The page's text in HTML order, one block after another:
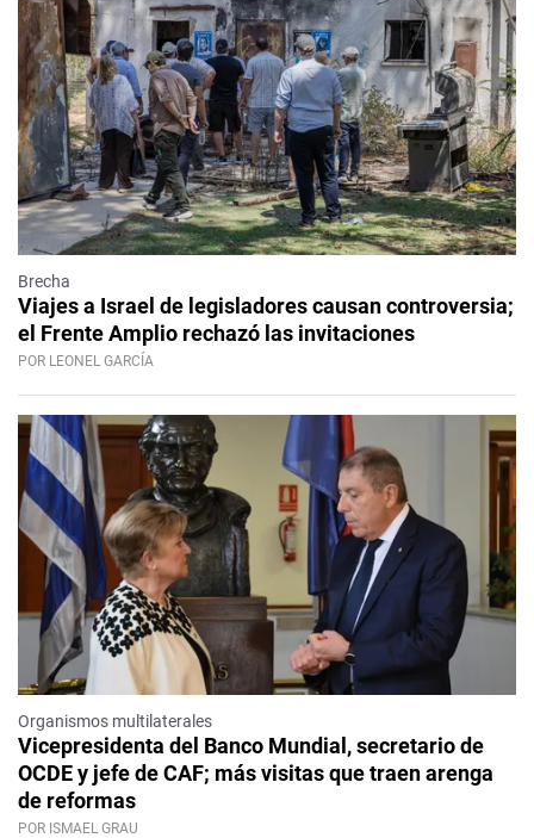
Brecha
Viajes a Israel de legisladores causan controversia;
el Frente Amplio rechazó las invitaciones
POR LEONEL GARCÍA
Organismos multilaterales
Vicepresidenta del Banco Mundial, secretario de
OCDE y jefe de CAF; más visitas que traen arenga
de reformas
POR ISMAEL GRAU